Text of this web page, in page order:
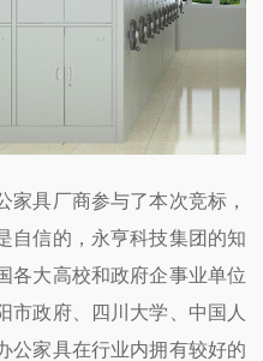
家具厂商参与了本次竞标，
自信的，永亨科技集团的知
各大高校和政府企事业单位
市政府、四川大学、中国人
公家具在行业内拥有较好的